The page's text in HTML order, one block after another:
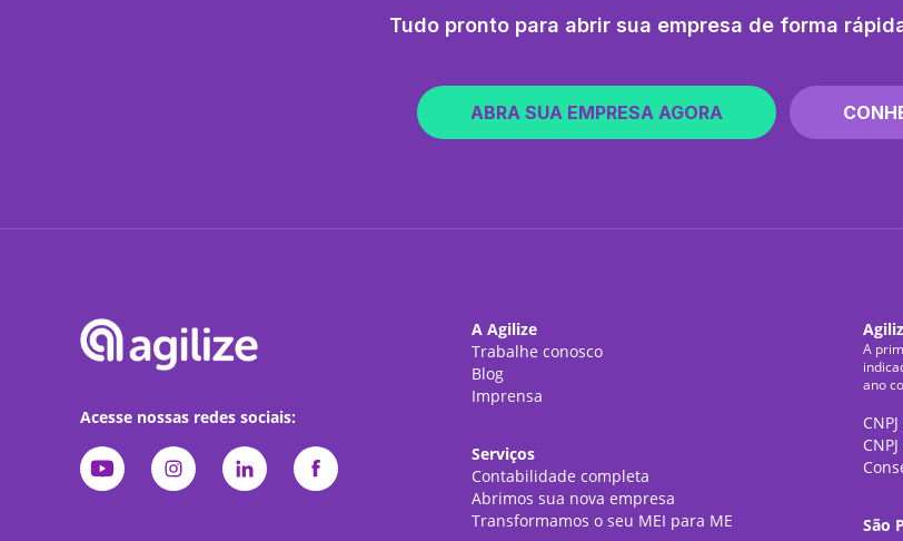
Tudo pronto para abrir sua empresa de forma
ABRA SUA EMPRESA AGORA
Acesse nossas redes sociais:
A Agilize
Trabalhe conosco
Blog
Imprensa
Serviços
Contabilidade completa
Abrimos sua nova empresa
Transformamos o seu MEI para ME
A
ano
São